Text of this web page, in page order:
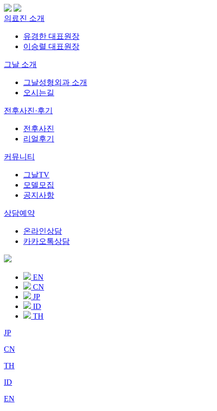
의료진 소개
유경한 대표원장
이승렬 대표원장
그날 소개
그날성형외과 소개
오시는길
전후사진·후기
전후사진
리얼후기
커뮤니티
그날TV
모델모집
공지사항
상담예약
온라인상담
카카오톡상담
EN
CN
JP
ID
TH
JP
CN
TH
ID
EN